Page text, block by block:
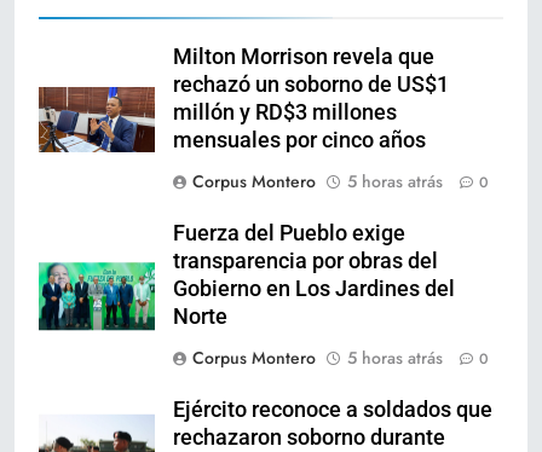
Milton Morrison revela que
rechazó un soborno de US$1
millón y RD$3 millones
mensuales por cinco años
Corpus Montero
5 horas atrás 0
Fuerza del Pueblo exige
transparencia por obras del
Gobierno en Los Jardines del
Norte
Corpus Montero
5 horas atrás 0
Ejército reconoce a soldados que
rechazaron soborno durante